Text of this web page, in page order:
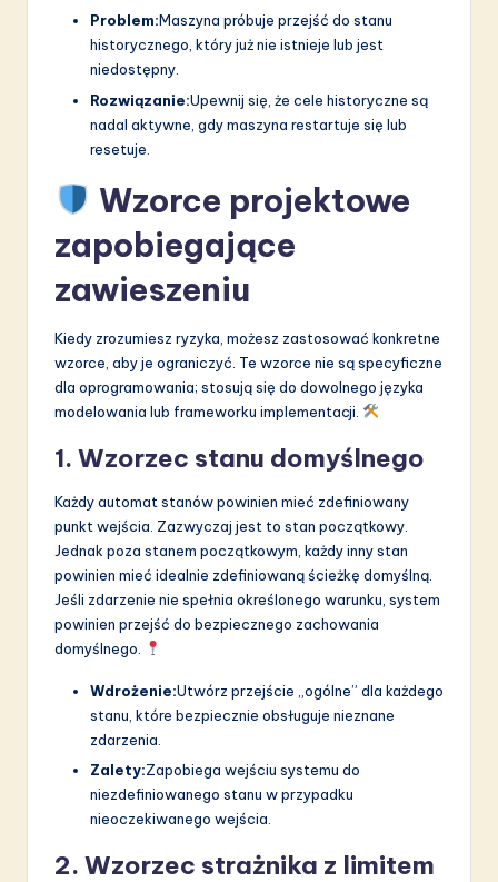
Problem:Maszyna próbuje przejść do stanu
historycznego, który już nie istnieje lub jest
niedostępny.
Rozwiązanie:Upewnij się, że cele historyczne są
nadal aktywne, gdy maszyna restartuje się lub
resetuje.
Wzorce projektowe
zapobiegające
zawieszeniu
Kiedy zrozumiesz ryzyka, możesz zastosować konkretne
wzorce, aby je ograniczyć. Te wzorce nie są specyficzne
dla oprogramowania; stosują się do dowolnego języka
modelowania lub frameworku implementacji.
1. Wzorzec stanu domyślnego
Każdy automat stanów powinien mieć zdefiniowany
punkt wejścia. Zazwyczaj jest to stan początkowy.
Jednak poza stanem początkowym, każdy inny stan
powinien mieć idealnie zdefiniowaną ścieżkę domyślną.
Jeśli zdarzenie nie spełnia określonego warunku, system
powinien przejść do bezpiecznego zachowania
domyślnego.
Wdrożenie:Utwórz przejście „ogólne” dla każdego
stanu, które bezpiecznie obsługuje nieznane
zdarzenia.
Zalety:Zapobiega wejściu systemu do
niezdefiniowanego stanu w przypadku
nieoczekiwanego wejścia.
2. Wzorzec strażnika z limitem